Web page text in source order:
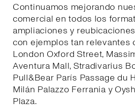
Continuamos mejorando
comercial en todos los
ampliaciones y
con ejemplos tan relevantes
London Oxford Street,
Aventura Mall, Stradivarius
Pull&Bear París Passage du
Milán Palazzo Ferrania y
Plaza.